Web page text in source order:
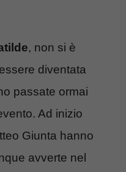
, non si è
diventata
passate ormai
Ad inizio
Giunta hanno
avverte nel